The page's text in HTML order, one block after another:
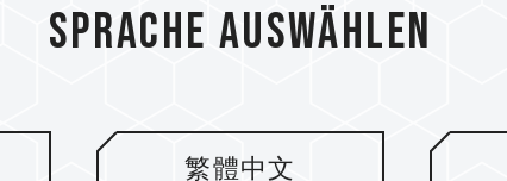
Sprache auswählen
繁體中文